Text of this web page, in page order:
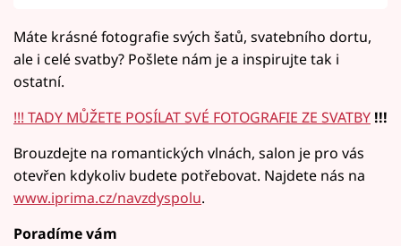
Máte krásné fotografie svých šatů, svatebního dortu,
ale i celé svatby? Pošlete nám je a inspirujte tak i
ostatní.
!!! TADY MŮŽETE POSÍLAT SVÉ FOTOGRAFIE ZE SVATBY !!!
Brouzdejte na romantických vlnách, salon je pro vás
otevřen kdykoliv budete potřebovat. Najdete nás na
www.iprima.cz/navzdyspolu.
Poradíme vám